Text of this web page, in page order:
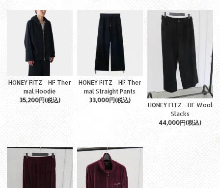
HONEY FITZ HF Ther
mal Hoodie
35,200円(税込)
HONEY FITZ HF Ther
mal Straight Pants
33,000円(税込)
HONEY FITZ HF Wool
Slacks
44,000円(税込)